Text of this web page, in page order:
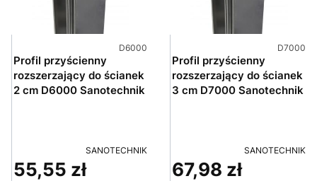
Kod produktu
D6000
Profil przyścienny
rozszerzający do ścianek
2 cm D6000 Sanotechnik
PRODUCENT
SANOTECHNIK
Cena
55,55 zł
Kod
D7000
Profil przyścienny
rozszerzający do ścianek
3 cm D7000 Sanotechnik
PRODUCENT
SANOTECHNIK
Cena
67,98 zł